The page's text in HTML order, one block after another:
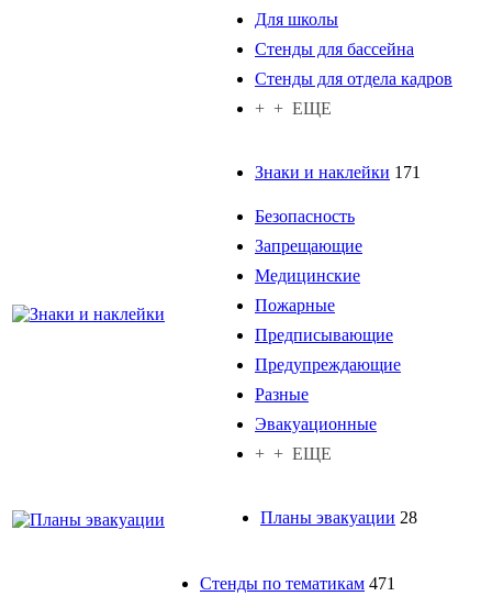
Для школы
Стенды для бассейна
Стенды для отдела кадров
+ + ЕЩЕ
Знаки и наклейки 171
Безопасность
Запрещающие
Медицинские
Пожарные
Предписывающие
Предупреждающие
Разные
Эвакуационные
+ + ЕЩЕ
Планы эвакуации 28
Стенды по тематикам 471